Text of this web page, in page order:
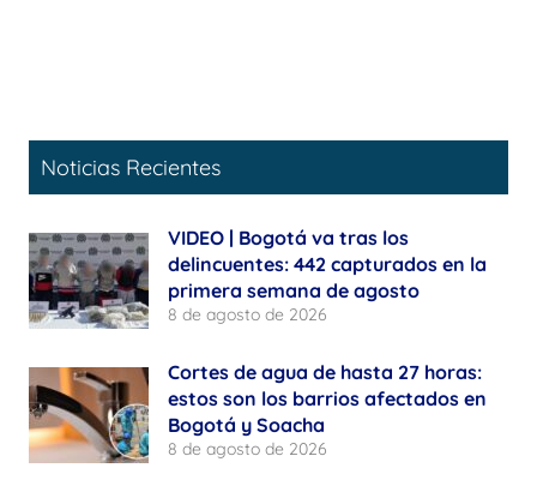
Noticias Recientes
VIDEO | Bogotá va tras los
delincuentes: 442 capturados en la
primera semana de agosto
8 de agosto de 2026
Cortes de agua de hasta 27 horas:
estos son los barrios afectados en
Bogotá y Soacha
8 de agosto de 2026